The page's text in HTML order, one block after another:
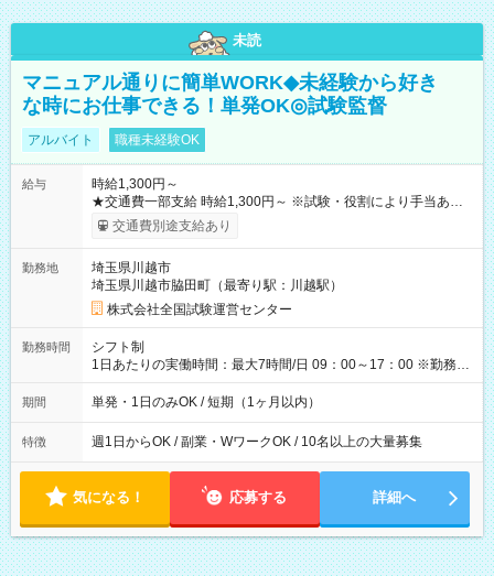
未読
マニュアル通りに簡単WORK◆未経験から好き
な時にお仕事できる！単発OK◎試験監督
アルバイト 職種未経験OK
給与
時給1,300円～
★交通費一部支給 時給1,300円～ ※試験・役割により手当あり
※勤務回数により昇給あり 【即給（前払い）オプションあ
り！】 希望される場合、勤務から1週間ほどで給与の一部を受け
例】 ・河合塾模擬試験 8:30～17:30（休憩1時間） 時給1,300円
×8時間＝日収10,400円＋交通費 ※当日の役割により時給＋100
円の場合あり ・国家試験 7:00～13:30（休憩なし） 時給1,300
円（役割手当＋100円）×6時間＝日収8,400円＋交通費 【試用期
間】試用期間なし
交通費別途支給あり
勤務地
埼玉県川越市
埼玉県川越市脇田町（最寄り駅：川越駅）
株式会社全国試験運営センター
勤務時間
シフト制
1日あたりの実働時間：最大7時間/日 09：00～17：00 ※勤務時
間は 試験により異なります。
期間 単発・1日のみOK / 短期（1ヶ月以内）
特徴 週1日からOK / 副業・WワークOK / 10名以上の大量募集
気になる！ 応募する 詳細へ